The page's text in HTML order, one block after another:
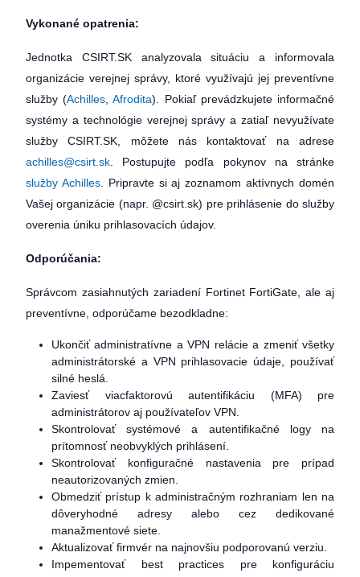
Vykonané opatrenia:
Jednotka CSIRT.SK analyzovala situáciu a informovala
organizácie verejnej správy, ktoré využívajú jej preventívne
služby (Achilles ,Afrodita). Pokiaľ prevádzkujete informačné
systémy a technológie verejnej správy a zatiaľ nevyužívate
služby CSIRT.SK, môžete nás kontaktovať na adrese
achilles@csirt.sk . Postupujte podľa pokynov na stránke
služby Achilles. Pripravte si aj zoznamom aktívnych domén
Vašej organizácie (napr. @csirt.sk) pre prihlásenie do služby
overenia úniku prihlasovacích údajov.
Odporúčania:
Správcom zasiahnutých zariadení Fortinet FortiGate, ale aj
preventívne, odporúčame bezodkladne:
Ukončiť administratívne a VPN relácie a zmeniť všetky
administrátorské a VPN prihlasovacie údaje, používať
silné heslá.
Zaviesť viacfaktorovú autentifikáciu (MFA) pre
administrátorov aj používateľov VPN.
Skontrolovať systémové a autentifikačné logy na
prítomnosť neobvyklých prihlásení.
Skontrolovať konfiguračné nastavenia pre prípad
neautorizovaných zmien.
Obmedziť prístup k administračným rozhraniam len na
dôveryhodné adresy alebo cez dedikované
manažmentové siete.
Aktualizovať firmvér na najnovšiu podporovanú verziu.
Impementovať best practices pre konfiguráciu